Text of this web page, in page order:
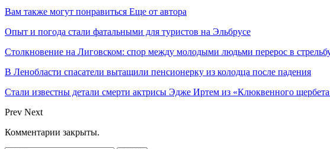
Вам также могут понравиться Еще от автора
Опыт и погода стали фатальными для туристов на Эльбрусе
Столкновение на Лиговском: спор между молодыми людьми перерос в
В Ленобласти спасатели вытащили пенсионерку из колодца после падения
Стали известны детали смерти актрисы Эдже Иртем из «Клюквенного
Prev Next
Комментарии закрыты.